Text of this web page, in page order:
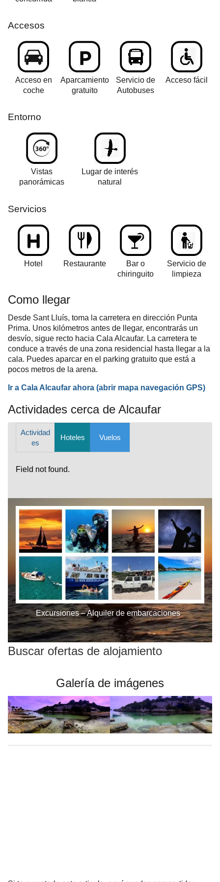
Accesos
Acceso en
coche
Aparcamiento
gratuito
Servicio de
Autobuses
Acceso fácil
Entorno
Vistas
panorámicas
Lugar de interés
natural
Servicios
Hotel Restaurante
Bar o
chiringuito
Servicio de
limpieza
Como llegar
Desde Sant Lluís, toma la carretera en dirección Punta
Prima. Unos kilómetros antes de llegar, encontrarás un
desvío, sigue recto hacia Cala Alcaufar. La carretera te
conduce a través de una zona residencial hasta llegar a la
cala. Puedes aparcar en el parking gratuito que está a
pocos metros de la arena.
Ir a Cala Alcaufar ahora (abrir mapa navegación GPS)
Actividades cerca de Alcaufar
Actividad
es
Hoteles Vuelos
Field not found.
Excursiones – Alquiler de embarcaciones
Buscar ofertas de alojamiento
Galería de imágenes